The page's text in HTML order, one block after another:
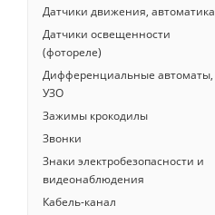
Датчики движения, автоматика
Датчики освещенности
(фотореле)
Дифференциальные автоматы,
УЗО
Зажимы крокодилы
Звонки
Знаки электробезопасности и
видеонаблюдения
Кабель-канал